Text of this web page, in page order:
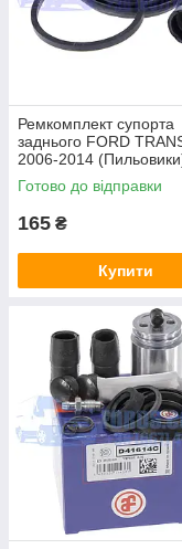
Ремкомплект супорта
заднього FORD
2006-2014
(1371391/
C112L527AA) HMPX
Готово до відправки
165 ₴
Купити